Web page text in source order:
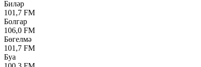
Биләр
101,7 FM
Болгар
106,0 FM
Бөгелмә
101,7 FM
Буа